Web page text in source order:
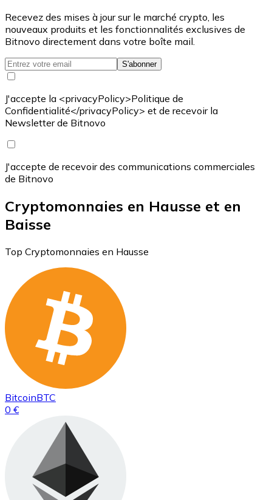
Recevez des mises à jour sur le marché crypto, les
nouveaux produits et les fonctionnalités exclusives de
Bitnovo directement dans votre boîte mail.
S'abonner
J'accepte la <privacyPolicy>Politique de
Confidentialité</privacyPolicy> et de recevoir la
Newsletter de Bitnovo
J'accepte de recevoir des communications commerciales
de Bitnovo
Cryptomonnaies en Hausse et en
Baisse
Top Cryptomonnaies en Hausse
BitcoinBTC
0 €